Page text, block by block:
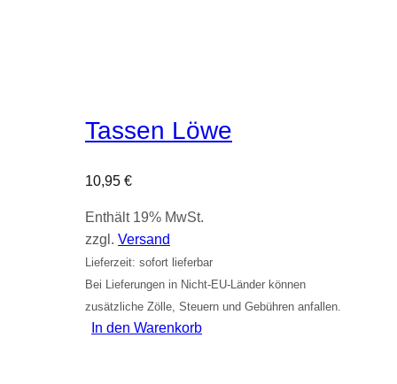
Tassen Löwe
10,95 €
Enthält 19% MwSt.
zzgl. Versand
Lieferzeit: sofort lieferbar
Bei Lieferungen in Nicht-EU-Länder können
zusätzliche Zölle, Steuern und Gebühren anfallen.
In den Warenkorb